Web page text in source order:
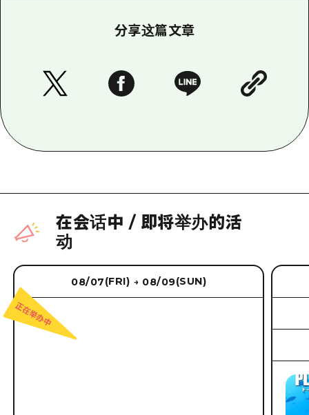
分享这篇文章
在会话中 / 即将举办的活
动
08/07(FRI) → 08/09(SUN)